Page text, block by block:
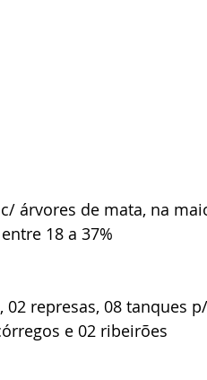
árvores de mata, na
18 a 37%
represas, 08 tanques
e 02 ribeirões